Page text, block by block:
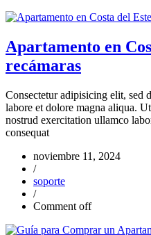
Apartamento en
recámaras
Consectetur adipisicing elit, sed
labore et dolore magna aliqua.
nostrud exercitation ullamco
consequat
noviembre 11, 2024
/
soporte
/
Comment off